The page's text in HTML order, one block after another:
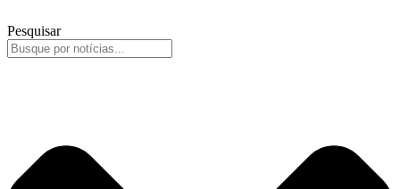
Pesquisar